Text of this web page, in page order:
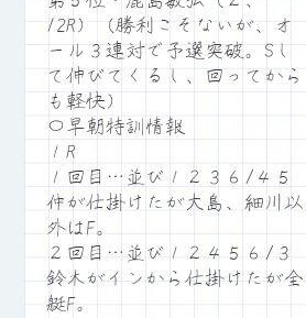
12R）（勝利こそないが、オ
ール３連対で予選突破。Sし
て伸びてくるし、回ってから
も軽快）
〇早朝特訓情報
１R
１回目…並び１２３６/４５
仲が仕掛けたが大島、細川以
外はF。
２回目…並び１２４５６/３
鈴木がインから仕掛けたが全
艇F。